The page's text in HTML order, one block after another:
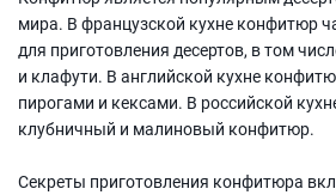
мира. В французской кухне конфитюр
для приготовления десертов, в том
и клафути. В английской кухне
пирогами и кексами. В российской
клубничный и малиновый конфитюр.
Секреты приготовления конфитюра